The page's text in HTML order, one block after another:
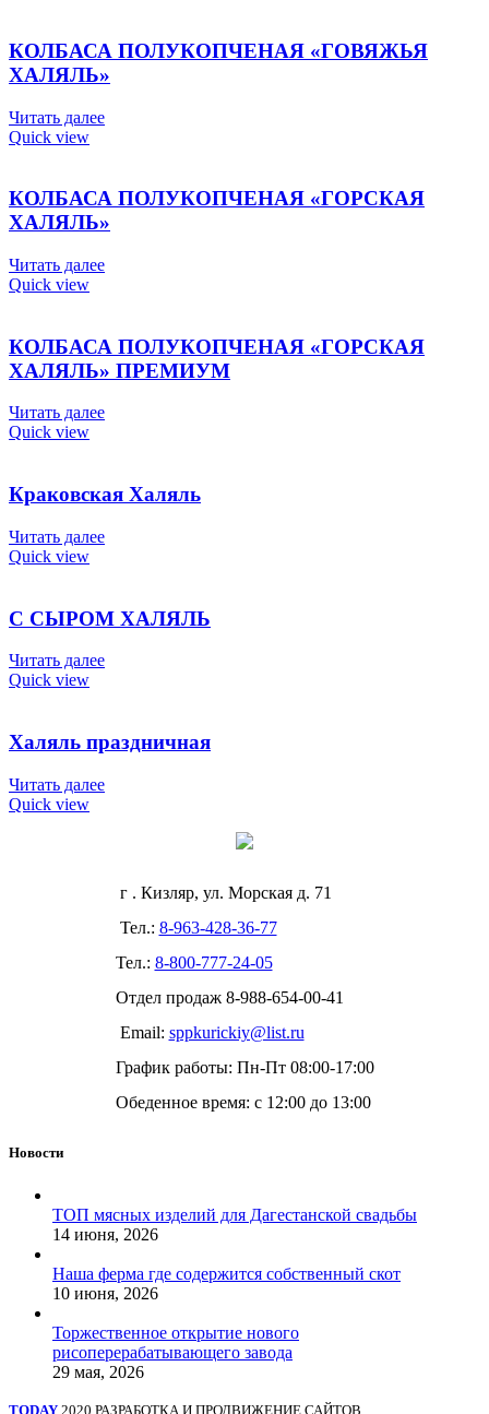
КОЛБАСА ПОЛУКОПЧЕНАЯ «ГОВЯЖЬЯ
ХАЛЯЛЬ»
Читать далее
Quick view
КОЛБАСА ПОЛУКОПЧЕНАЯ «ГОРСКАЯ
ХАЛЯЛЬ»
Читать далее
Quick view
КОЛБАСА ПОЛУКОПЧЕНАЯ «ГОРСКАЯ
ХАЛЯЛЬ» ПРЕМИУМ
Читать далее
Quick view
Краковская Халяль
Читать далее
Quick view
С СЫРОМ ХАЛЯЛЬ
Читать далее
Quick view
Халяль праздничная
Читать далее
Quick view
г . Кизляр, ул. Морская д. 71
Тел.: 8-963-428-36-77
Тел.: 8-800-777-24-05
Отдел продаж 8-988-654-00-41
Email: sppkurickiy@list.ru
График работы: Пн-Пт 08:00-17:00
Обеденное время: с 12:00 до 13:00
Новости
ТОП мясных изделий для Дагестанской свадьбы
14 июня, 2026
Наша ферма где содержится собственный скот
10 июня, 2026
Торжественное открытие нового
рисоперерабатывающего завода
29 мая, 2026
TODAY 2020 РАЗРАБОТКА И ПРОДВИЖЕНИЕ САЙТОВ